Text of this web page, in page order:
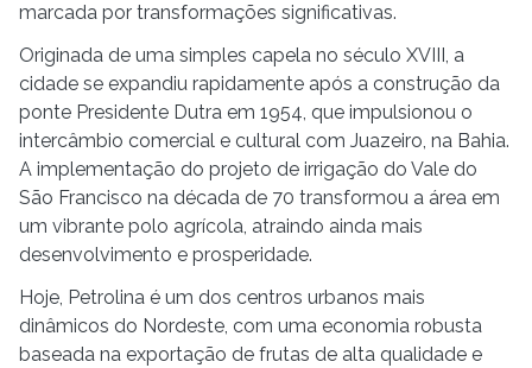
marcada por transformações significativas.
Originada de uma simples capela no século XVIII, a
cidade se expandiu rapidamente após a construção da
ponte Presidente Dutra em 1954, que impulsionou o
intercâmbio comercial e cultural com Juazeiro, na Bahia.
A implementação do projeto de irrigação do Vale do
São Francisco na década de 70 transformou a área em
um vibrante polo agrícola, atraindo ainda mais
desenvolvimento e prosperidade.
Hoje, Petrolina é um dos centros urbanos mais
dinâmicos do Nordeste, com uma economia robusta
baseada na exportação de frutas de alta qualidade e